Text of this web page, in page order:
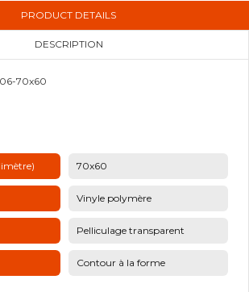
PRODUCT DETAILS
DESCRIPTION
70x60
70x60
Vinyle polymère
Pelliculage transparent
Contour à la forme